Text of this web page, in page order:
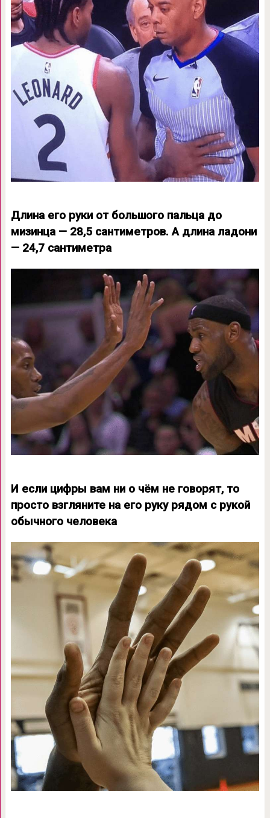
Длина его руки от большого пальца до
мизинца — 28,5 сантиметров. А длина ладони
— 24,7 сантиметра
И если цифры вам ни о чём не говорят, то
просто взгляните на его руку рядом с рукой
обычного человека